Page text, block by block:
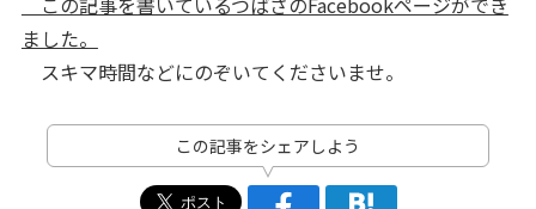
ました。
スキマ時間などにのぞいてくださいませ。
この記事をシェアしよう